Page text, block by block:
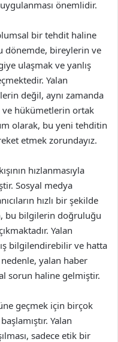
önemlidir.
bir tehdit haline
dönemde, bireylerin ve
ulaşmak ve yanlış
Yalan
değil, aynı zamanda
ve hükümetlerin ortak
olarak, bu yeni tehditin
etmek zorundayız.
hızlanmasıyla
Sosyal medya
hızlı bir şekilde
bu bilgilerin doğruluğu
Yalan
bilgilendirebilir ve hatta
yalan haber
sorun haline gelmiştir.
geçmek için birçok
Yalan
sadece etik bir